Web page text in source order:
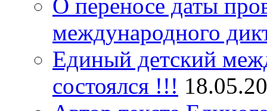
О переносе даты
международного
Единый детский
состоялся !!!